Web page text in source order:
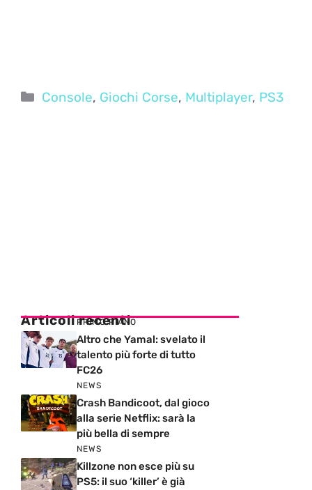
Categorie
Console, Giochi Corse, Multiplayer, PS3
Articoli recenti
PRIMO PIANO
Altro che Yamal: svelato il
talento più forte di tutto
FC26
NEWS
Crash Bandicoot, dal gioco
alla serie Netflix: sarà la
più bella di sempre
NEWS
Killzone non esce più su
PS5: il suo ‘killer’ è già